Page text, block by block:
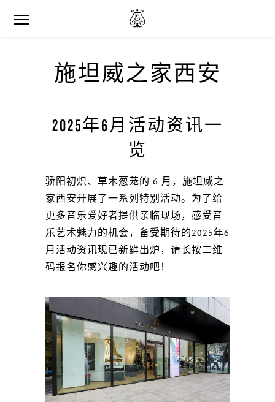
施坦威之家西安
2025年6月活动资讯一
览
骄阳初炽、草木葱茏的 6 月，施坦威之
家西安开展了一系列特别活动。为了给
更多音乐爱好者提供亲临现场，感受音
乐艺术魅力的机会，备受期待的2025年6
月活动资讯现已新鲜出炉，请长按二维
码报名你感兴趣的活动吧！